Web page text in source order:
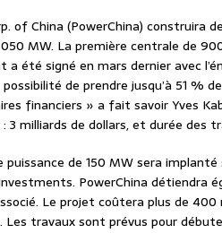
of China (PowerChina) construira
MW. La première centrale de
a été signé en mars dernier avec
possibilité de prendre jusqu’à 51 %
financiers » a fait savoir Yves
3 milliards de dollars, et durée des
puissance de 150 MW sera
PowerChina détiendra
Le projet coûtera plus de
travaux sont prévus pour